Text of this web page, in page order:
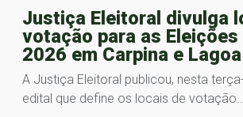
Justiça Eleitoral divulga
votação para as Eleições
2026 em Carpina e
A Justiça Eleitoral publicou, nesta
edital que define os locais de votação…